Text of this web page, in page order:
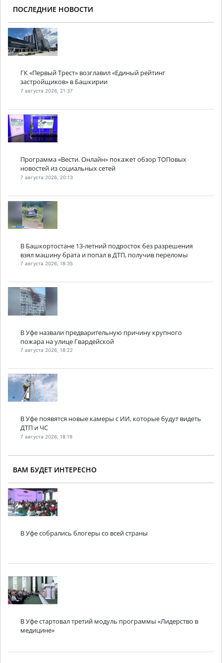
ПОСЛЕДНИЕ НОВОСТИ
ГК «Первый Трест» возглавил «Единый рейтинг
застройщиков» в Башкирии
7 августа 2026, 21:37
Программа «Вести. Онлайн» покажет обзор ТОПовых
новостей из социальных сетей
7 августа 2026, 20:13
В Башкортостане 13-летний подросток без разрешения
взял машину брата и попал в ДТП, получив переломы
7 августа 2026, 18:35
В Уфе назвали предварительную причину крупного
пожара на улице Гвардейской
7 августа 2026, 18:22
В Уфе появятся новые камеры с ИИ, которые будут видеть
ДТП и ЧС
7 августа 2026, 18:19
ВАМ БУДЕТ ИНТЕРЕСНО
В Уфе собрались блогеры со всей страны
В Уфе стартовал третий модуль программы «Лидерство в
медицине»